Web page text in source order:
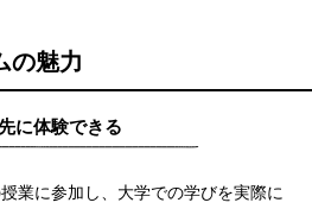
の魅力
に体験できる
業に参加し、大学での学びを実際に